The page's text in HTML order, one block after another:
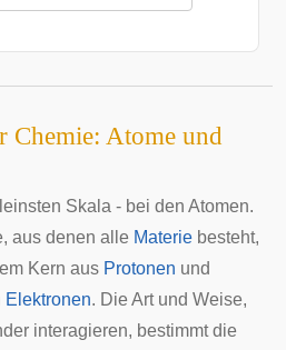
Chemie: Atome und
Skala - bei den Atomen.
aus denen alle Materie besteht,
Kern aus Protonen und
Elektronen. Die Art und Weise,
interagieren, bestimmt die